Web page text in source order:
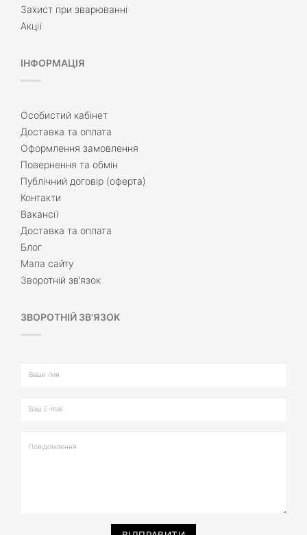
Захист при зварюванні
Акції
ІНФОРМАЦІЯ
Особистий кабінет
Доставка та оплата
Оформлення замовлення
Повернення та обмін
Публічний договір (оферта)
Контакти
Вакансії
Доставка та оплата
Блог
Мапа сайту
Зворотній зв’язок
ЗВОРОТНІЙ ЗВ'ЯЗОК